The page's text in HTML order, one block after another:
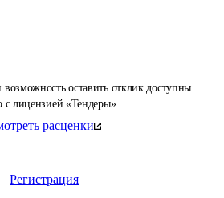
оставить отклик доступны
с лицензией «Тендеры»
расценки
Регистрация